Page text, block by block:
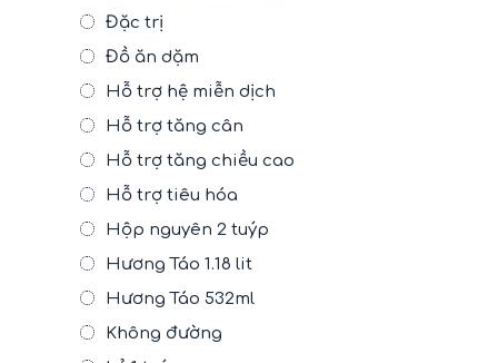
Đặc trị
Đồ ăn dặm
Hỗ trợ hệ miễn dịch
Hỗ trợ tăng cân
Hỗ trợ tăng chiều cao
Hỗ trợ tiêu hóa
Hộp nguyên 2 tuýp
Hương Táo 1.18 lit
Hương Táo 532ml
Không đường